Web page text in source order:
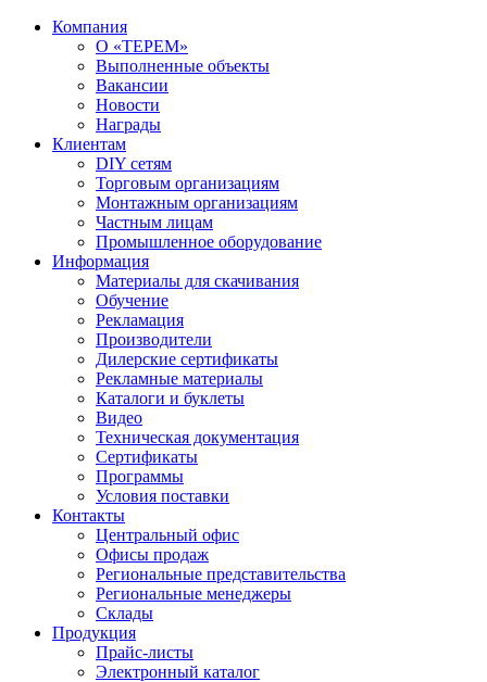
Компания
О «ТЕРЕМ»
Выполненные объекты
Вакансии
Новости
Награды
Клиентам
DIY сетям
Торговым организациям
Монтажным организациям
Частным лицам
Промышленное оборудование
Информация
Материалы для скачивания
Обучение
Рекламация
Производители
Дилерские сертификаты
Рекламные материалы
Каталоги и буклеты
Видео
Техническая документация
Сертификаты
Программы
Условия поставки
Контакты
Центральный офис
Офисы продаж
Региональные представительства
Региональные менеджеры
Склады
Продукция
Прайс-листы
Электронный каталог